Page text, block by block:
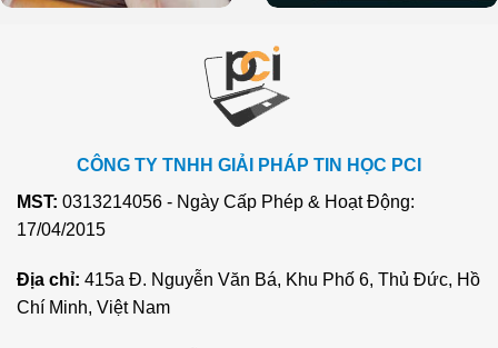
CÔNG TY TNHH GIẢI PHÁP TIN HỌC PCI
MST: 0313214056 - Ngày Cấp Phép & Hoạt Động:
17/04/2015
Địa chỉ: 415a Đ. Nguyễn Văn Bá, Khu Phố 6, Thủ Đức, Hồ
Chí Minh, Việt Nam